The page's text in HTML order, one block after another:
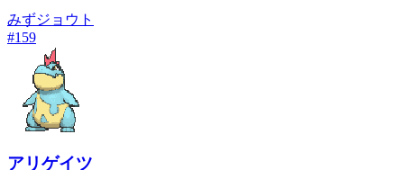
みずジョウト
#159
アリゲイツ